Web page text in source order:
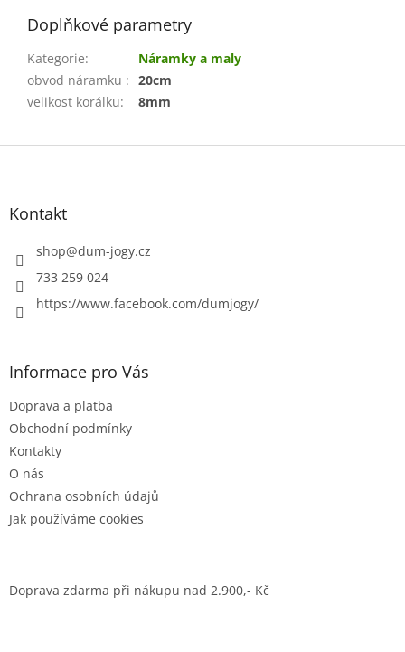
Doplňkové parametry
Kategorie:
Náramky a maly
obvod náramku : 20cm
velikost korálku: 8mm
Z
Kontakt
shop@dum-jogy.cz
733 259 024
https://www.facebook.com/dumjogy/
Informace pro Vás
Doprava a platba
Obchodní podmínky
Kontakty
O nás
Ochrana osobních údajů
Jak používáme cookies
Doprava zdarma při nákupu nad 2.900,- Kč